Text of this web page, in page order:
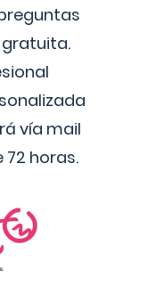
vía mail
horas.